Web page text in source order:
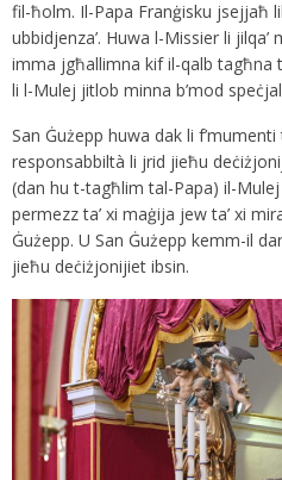
fil-ħolm. Il-Papa Franġisku jsejjaħ
ubbidjenza’. Huwa l-Missier li jilqa’
imma jgħallimna kif il-qalb tagħna
li l-Mulej jitlob minna b’mod
San Ġużepp huwa dak li
responsabbiltà li jrid jieħu
(dan hu t-tagħlim tal-Papa) il-
permezz ta’ xi maġija jew ta’ xi
Ġużepp. U San Ġużepp kemm-il
jieħu deċiżjonijiet ibsin.